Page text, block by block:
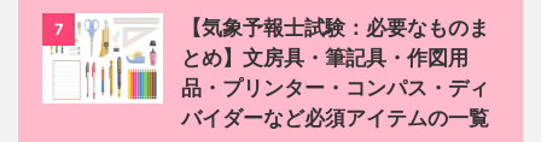
7
【気象予報士試験：必要なものま
とめ】文房具・筆記具・作図用
品・プリンター・コンパス・ディ
バイダーなど必須アイテムの一覧